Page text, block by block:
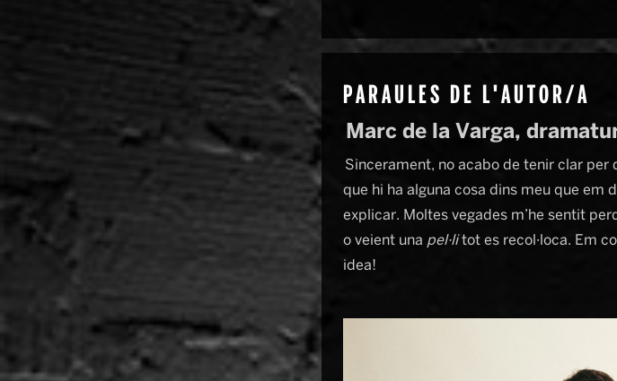
PARAULES DE L'AUTOR/A
Marc de la Varga,
Sincerament, no acabo de tenir clar per
que hi ha alguna cosa dins meu que em
explicar. Moltes vegades m’he sentit
o veient una pel·litot es recol·loca. Em
idea!